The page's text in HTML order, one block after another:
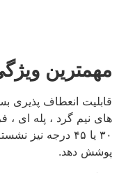
مهمترین
قابلیت انعطاف پذیری
های نیم گرد ، پله ای ،
۳۰ یا ۴۵ درجه
پوشش دهد.